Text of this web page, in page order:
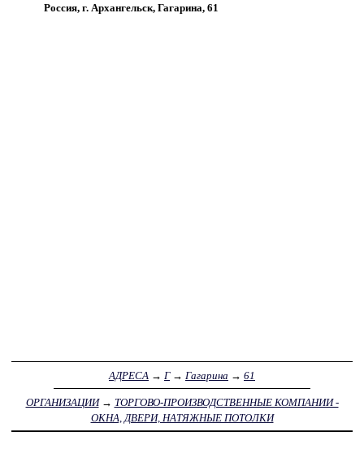
Россия, г. Архангельск, Гагарина, 61
АДРЕСА → Г→ Гагарина → 61
ОРГАНИЗАЦИИ→ ТОРГОВО-ПРОИЗВОДСТВЕННЫЕ КОМПАНИИ -
ОКНА, ДВЕРИ, НАТЯЖНЫЕ ПОТОЛКИ